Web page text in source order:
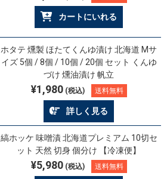
カートにいれる
ホタテ 燻製 ほたてくんゆ漬け 北海道 Mサ
イズ 5個 / 8個 / 10個 / 20個 セット くんゆ
づけ 燻油漬け 帆立
¥1,980(税込) 送料無料
詳しく見る
縞ホッケ 味噌漬 北海道プレミアム 10切セ
ット 天然 切身 個分け 【冷凍便】
¥5,980(税込) 送料無料